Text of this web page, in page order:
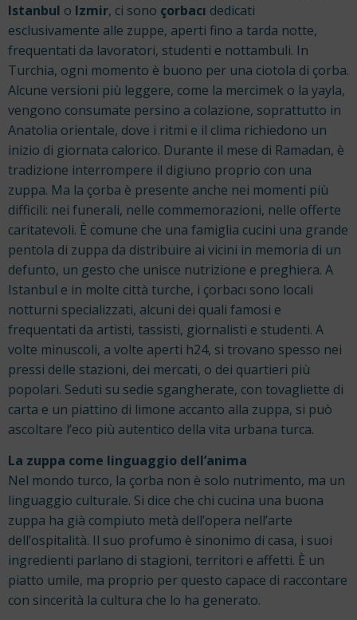
Istanbul o Izmir, ci sono çorbacı dedicati
esclusivamente alle zuppe, aperti fino a tarda notte,
frequentati da lavoratori, studenti e nottambuli. In
Turchia, ogni momento è buono per una ciotola di çorba.
Alcune versioni più leggere, come la mercimek o la yayla,
vengono consumate persino a colazione, soprattutto in
Anatolia orientale, dove i ritmi e il clima richiedono un
inizio di giornata calorico. Durante il mese di Ramadan, è
tradizione interrompere il digiuno proprio con una
zuppa. Ma la çorba è presente anche nei momenti più
difficili: nei funerali, nelle commemorazioni, nelle offerte
caritatevoli. È comune che una famiglia cucini una grande
pentola di zuppa da distribuire ai vicini in memoria di un
defunto, un gesto che unisce nutrizione e preghiera. A
Istanbul e in molte città turche, i çorbacı sono locali
notturni specializzati, alcuni dei quali famosi e
frequentati da artisti, tassisti, giornalisti e studenti. A
volte minuscoli, a volte aperti h24, si trovano spesso nei
pressi delle stazioni, dei mercati, o dei quartieri più
popolari. Seduti su sedie sgangherate, con tovagliette di
carta e un piattino di limone accanto alla zuppa, si può
ascoltare l’eco più autentico della vita urbana turca.
La zuppa come linguaggio dell’anima
Nel mondo turco, la çorba non è solo nutrimento, ma un
linguaggio culturale. Si dice che chi cucina una buona
zuppa ha già compiuto metà dell’opera nell’arte
dell’ospitalità. Il suo profumo è sinonimo di casa, i suoi
ingredienti parlano di stagioni, territori e affetti. È un
piatto umile, ma proprio per questo capace di raccontare
con sincerità la cultura che lo ha generato.